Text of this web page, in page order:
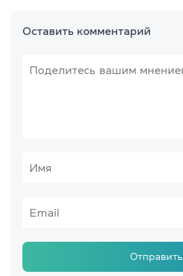
Оставить комментарий
Отправить